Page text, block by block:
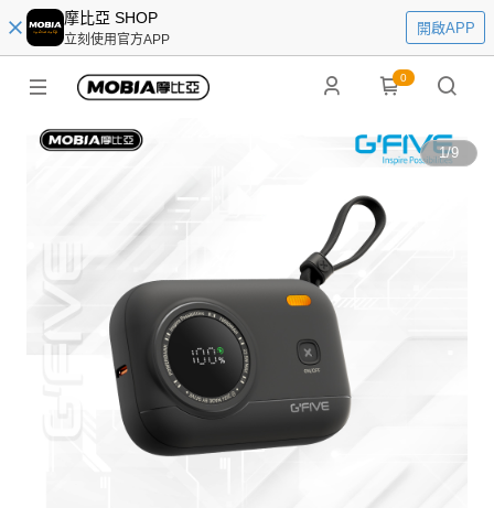
摩比亞 SHOP
立刻使用官方APP
開啟APP
0
1/9